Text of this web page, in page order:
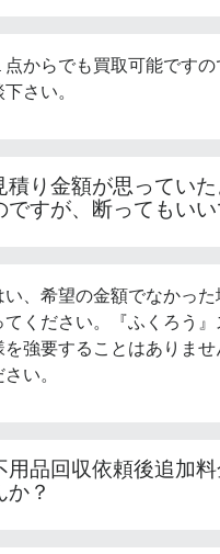
点からでも買取可能です
さい。
積り金額が思ってい
ですが、断ってもいい
い、希望の金額でなかっ
てください。『ふくろう
を強要することはありませ
い。
用品回収依頼後追加
か？